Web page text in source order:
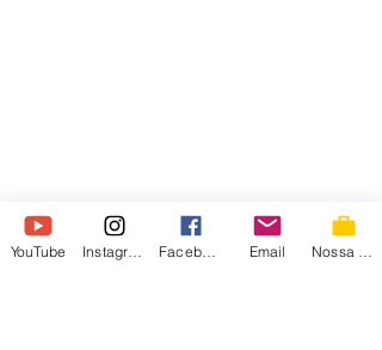
YouTube Email